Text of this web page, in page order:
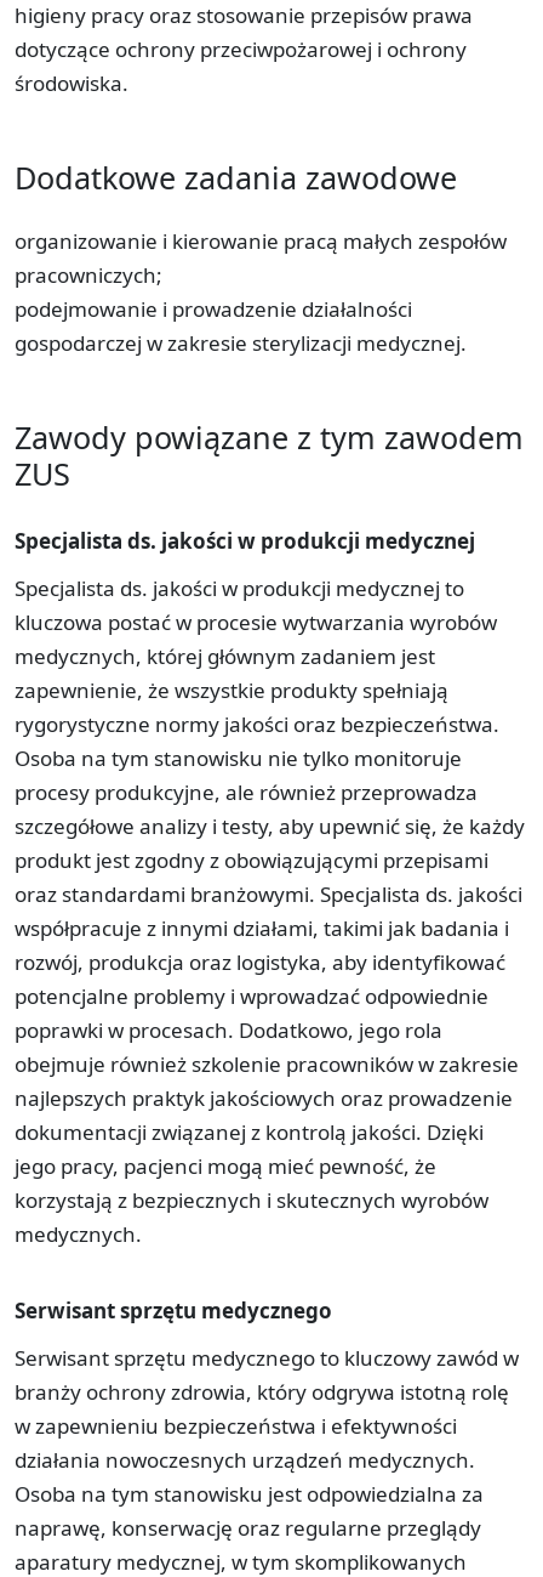
higieny pracy oraz stosowanie przepisów prawa
dotyczące ochrony przeciwpożarowej i ochrony
środowiska.
Dodatkowe zadania zawodowe
organizowanie i kierowanie pracą małych zespołów
pracowniczych;
podejmowanie i prowadzenie działalności
gospodarczej w zakresie sterylizacji medycznej.
Zawody powiązane z tym zawodem
ZUS
Specjalista ds. jakości w produkcji medycznej
Specjalista ds. jakości w produkcji medycznej to
kluczowa postać w procesie wytwarzania wyrobów
medycznych, której głównym zadaniem jest
zapewnienie, że wszystkie produkty spełniają
rygorystyczne normy jakości oraz bezpieczeństwa.
Osoba na tym stanowisku nie tylko monitoruje
procesy produkcyjne, ale również przeprowadza
szczegółowe analizy i testy, aby upewnić się, że każdy
produkt jest zgodny z obowiązującymi przepisami
oraz standardami branżowymi. Specjalista ds. jakości
współpracuje z innymi działami, takimi jak badania i
rozwój, produkcja oraz logistyka, aby identyfikować
potencjalne problemy i wprowadzać odpowiednie
poprawki w procesach. Dodatkowo, jego rola
obejmuje również szkolenie pracowników w zakresie
najlepszych praktyk jakościowych oraz prowadzenie
dokumentacji związanej z kontrolą jakości. Dzięki
jego pracy, pacjenci mogą mieć pewność, że
korzystają z bezpiecznych i skutecznych wyrobów
medycznych.
Serwisant sprzętu medycznego
Serwisant sprzętu medycznego to kluczowy zawód w
branży ochrony zdrowia, który odgrywa istotną rolę
w zapewnieniu bezpieczeństwa i efektywności
działania nowoczesnych urządzeń medycznych.
Osoba na tym stanowisku jest odpowiedzialna za
naprawę, konserwację oraz regularne przeglądy
aparatury medycznej, w tym skomplikowanych